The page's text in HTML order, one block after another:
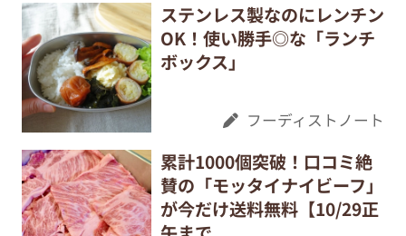
ステンレス製なのにレンチン
OK！使い勝手◎な「ランチ
ボックス」
フーディストノート
累計1000個突破！口コミ絶
賛の「モッタイナイビーフ」
が今だけ送料無料【10/29正